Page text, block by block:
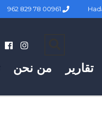
من نحن تقارير